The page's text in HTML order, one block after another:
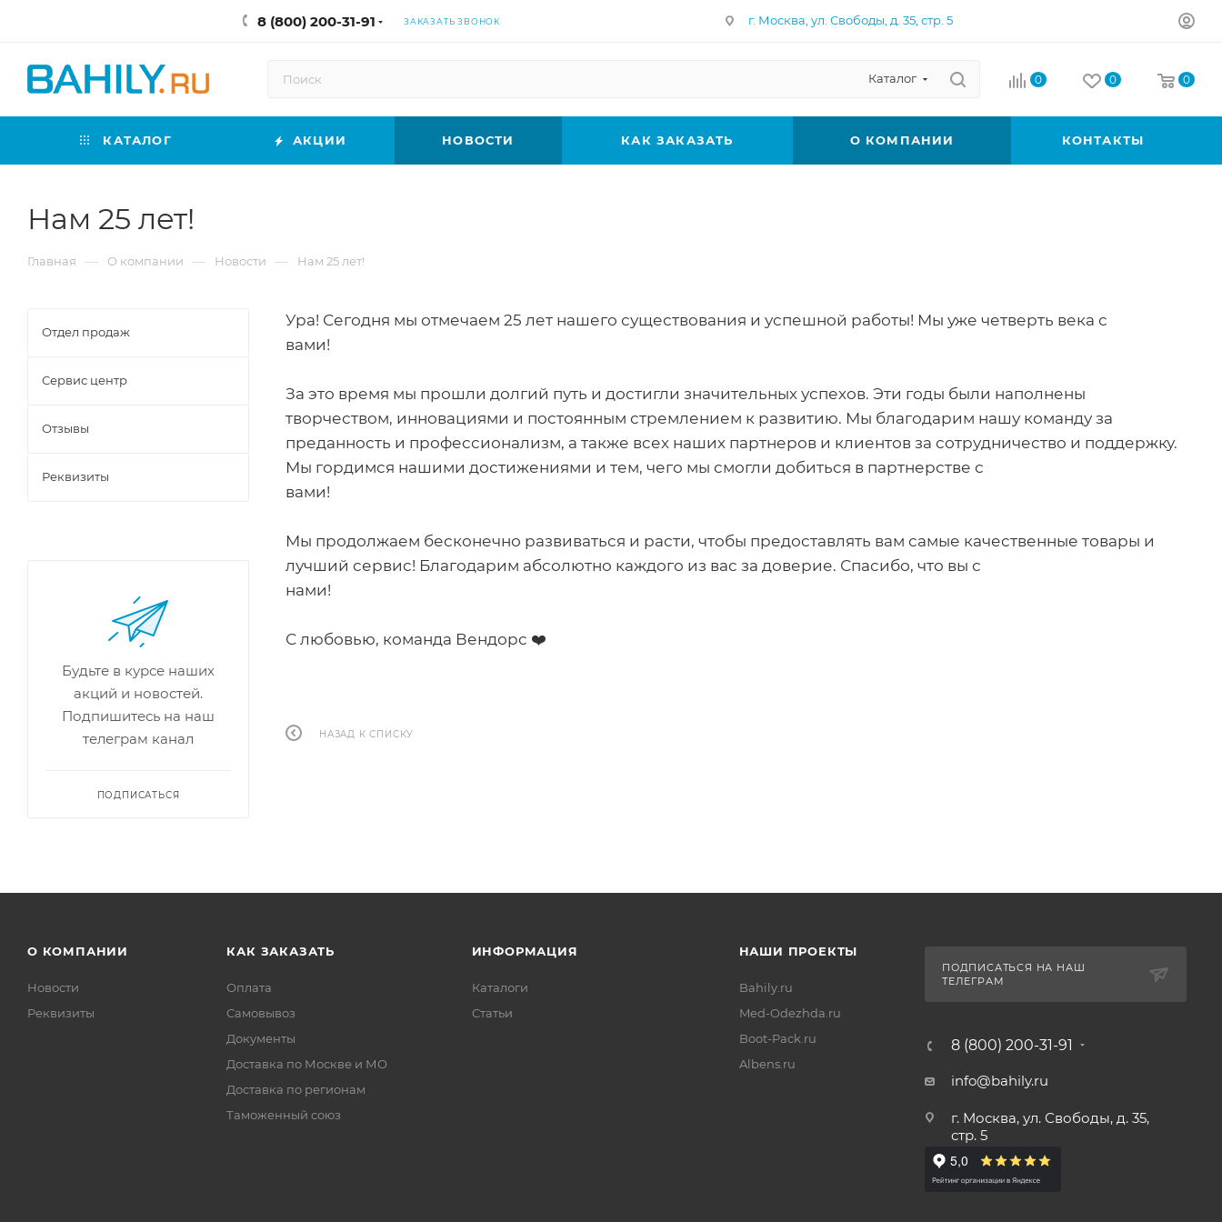
8 (800) 200-31-91 ЗАКАЗАТЬ ЗВОНОК г. Москва, ул. Свободы, д. 35, стр. 5
Каталог 0 0 0
КАТАЛОГ АКЦИИ НОВОСТИ КАК ЗАКАЗАТЬ О КОМПАНИИ КОНТАКТЫ
Нам 25 лет!
Главная — О компании — Новости — Нам 25 лет!
Ура! Сегодня мы отмечаем 25 лет нашего существования и успешной работы! Мы уже четверть века с
вами!
За это время мы прошли долгий путь и достигли значительных успехов. Эти годы были наполнены
творчеством, инновациями и постоянным стремлением к развитию. Мы благодарим нашу команду за
преданность и профессионализм, а также всех наших партнеров и клиентов за сотрудничество и поддержку.
Мы гордимся нашими достижениями и тем, чего мы смогли добиться в партнерстве с
Мы продолжаем бесконечно развиваться и расти, чтобы предоставлять вам самые качественные товары и
лучший сервис! Благодарим абсолютно каждого из вас за доверие. Спасибо, что вы с
нами!
С любовью, команда Вендорс ❤️
НАЗАД К СПИСКУ
Отдел продаж
Сервис центр
Отзывы
Реквизиты
Будьте в курсе наших
акций и новостей.
Подпишитесь на наш
телеграм канал
ПОДПИСАТЬСЯ
О КОМПАНИИ
Новости
Реквизиты
КАК ЗАКАЗАТЬ
Оплата
Самовывоз
Документы
Доставка по Москве и МО
Доставка по регионам
Таможенный союз
ИНФОРМАЦИЯ
Каталоги
Статьи
НАШИ ПРОЕКТЫ
Bahily.ru
Med-Odezhda.ru
Boot-Pack.ru
Albens.ru
ПОДПИСАТЬСЯ НА НАШ
ТЕЛЕГРАМ
8 (800) 200-31-91
info@bahily.ru
г. Москва, ул. Свободы, д. 35,
стр. 5